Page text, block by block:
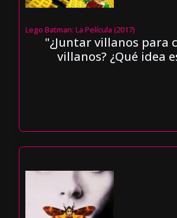
Lego Batman: La Película (2017)
"¿Juntar villanos para
villanos? ¿Qué idea